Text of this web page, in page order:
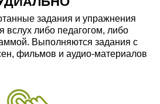
задания и упражнения
вслух либо педагогом, либо
Выполняются задания с
фильмов и аудио-материалов